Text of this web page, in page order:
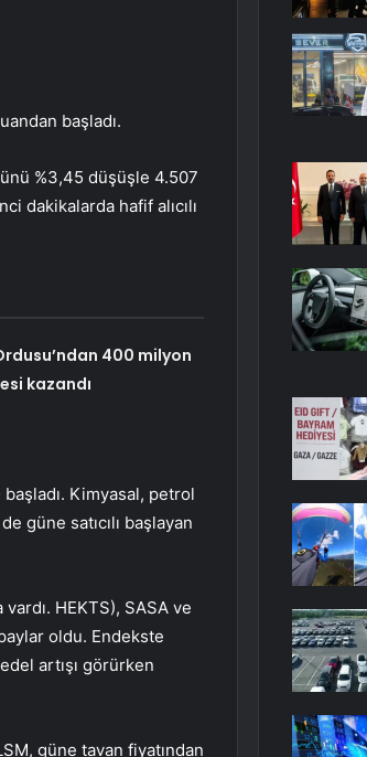
başladı.
%3,45 düşüşle 4.507
dakikalarda hafif alıcılı
400 milyon
kazandı
Kimyasal, petrol
de güne satıcılı başlayan
HEKTS), SASA ve
oldu. Endekste
artışı görürken
, güne tavan fiyatından